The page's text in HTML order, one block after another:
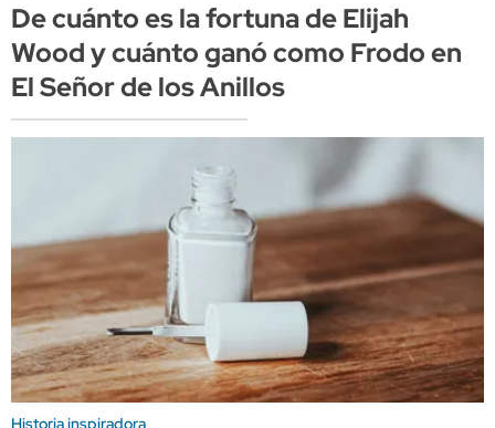
De cuánto es la fortuna de Elijah
Wood y cuánto ganó como Frodo en
El Señor de los Anillos
Historia inspiradora